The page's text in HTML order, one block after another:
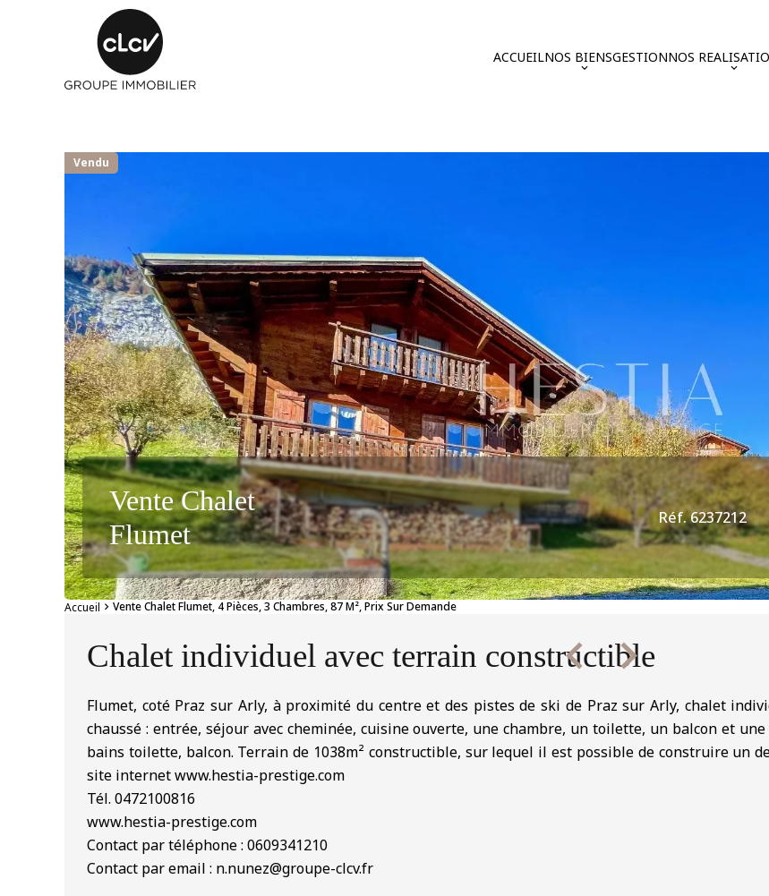
ACCUEILNOS BIENSGESTIONNOS
Vendu
Vente Chalet
Flumet
Réf. 6237212
Accueil Vente Chalet Flumet, 4 Pièces, 3 Chambres, 87 M², Prix Sur Demande
Chalet individuel avec terrain constructible
Flumet, coté Praz sur Arly, à proximité du centre et des pistes de ski de Praz sur Arly, chalet
chaussé : entrée, séjour avec cheminée, cuisine ouverte, une chambre, un toilette, un balcon et
bains toilette, balcon. Terrain de 1038m² constructible, sur lequel il est possible de construire un
site internet www.hestia-prestige.com
Tél. 0472100816
www.hestia-prestige.com
Contact par téléphone : 0609341210
Contact par email : n.nunez@groupe-clcv.fr